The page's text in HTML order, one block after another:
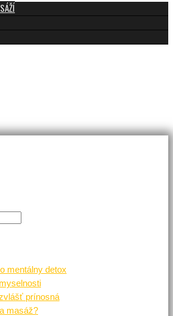
mentálny detox
prínosná
masáž?